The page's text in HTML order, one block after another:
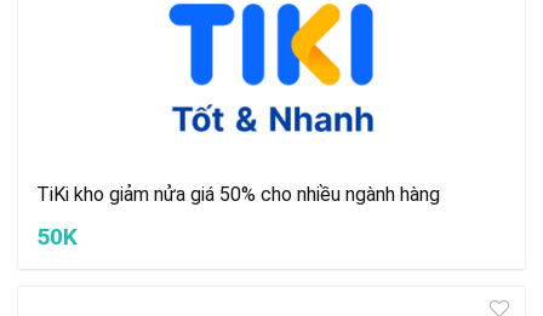
TiKi kho giảm nửa giá 50% cho nhiều ngành hàng
50K